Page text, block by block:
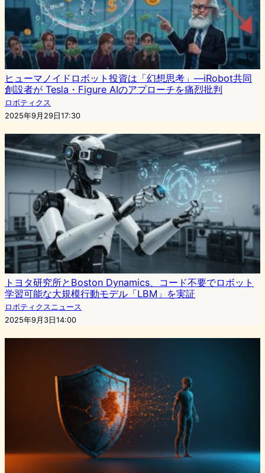
ヒューマノイドロボット投資は「幻想思考」—iRobot共同
創設者が Tesla・Figure AIのアプローチを痛烈批判
ロボティクス
2025年9月29日17:30
トヨタ研究所とBoston Dynamics、コード不要でロボット
学習可能な大規模行動モデル「LBM」を実証
ロボティクスニュース
2025年9月3日14:00